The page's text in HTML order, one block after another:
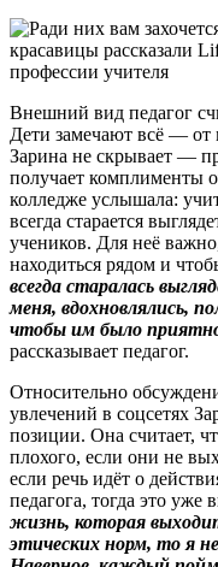
Внешний вид педагог
Дети замечают всё — от
Зарина не скрывает —
получает комплименты
колледже услышала:
всегда старается
учеников. Для неё
находиться рядом и
всегда старалась
меня, вдохновлялись,
чтобы им было
рассказывает педагог.
Относительно
увлечений в соцсетях
позиции. Она считает,
плохого, если они не
если речь идёт о
педагога, тогда это уже
жизнь, которая
этических норм, то я